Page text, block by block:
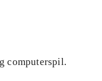
computerspil.